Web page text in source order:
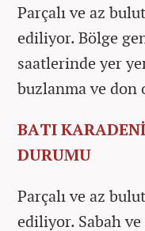
Parçalı ve az
ediliyor. Bölge
saatlerinde yer
buzlanma ve don
BATI
DURUMU
Parçalı ve az
ediliyor. Sabah